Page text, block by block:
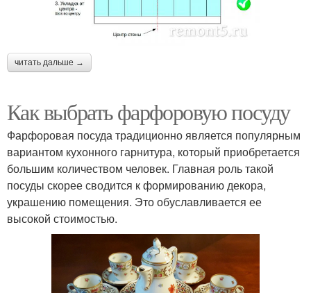
читать дальше →
Как выбрать фарфоровую посуду
Фарфоровая посуда традиционно является популярным
вариантом кухонного гарнитура, который приобретается
большим количеством человек. Главная роль такой
посуды скорее сводится к формированию декора,
украшению помещения. Это обуславливается ее
высокой стоимостью.